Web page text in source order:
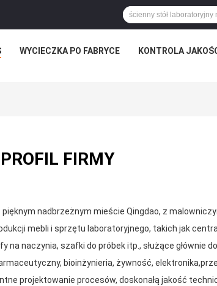
WYCIECZKA PO FABRYCE KONTROLA
PROFIL FIRMY
nadbrzeżnym mieście Qingdao, z
mebli i sprzętu laboratoryjnego, takich jak
naczynia, szafki do próbek itp., służące głównie
bioinżynieria, żywność,
projektowanie procesów, doskonałą jakość